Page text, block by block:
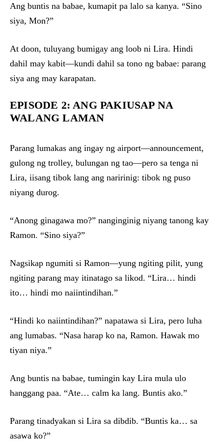
Ang buntis na babae, kumapit pa lalo sa kanya. “Sino
siya, Mon?”
At doon, tuluyang bumigay ang loob ni Lira. Hindi
dahil may kabit—kundi dahil sa tono ng babae: parang
siya ang may karapatan.
EPISODE 2: ANG PAKIUSAP NA
WALANG LAMAN
Parang lumakas ang ingay ng airport—announcement,
gulong ng trolley, bulungan ng tao—pero sa tenga ni
Lira, iisang tibok lang ang naririnig: tibok ng puso
niyang durog.
“Anong ginagawa mo?” nanginginig niyang tanong kay
Ramon. “Sino siya?”
Nagsikap ngumiti si Ramon—yung ngiting pilit, yung
ngiting parang may itinatago sa likod. “Lira… hindi
ito… hindi mo naiintindihan.”
“Hindi ko naiintindihan?” napatawa si Lira, pero luha
ang lumabas. “Nasa harap ko na, Ramon. Hawak mo
tiyan niya.”
Ang buntis na babae, tumingin kay Lira mula ulo
hanggang paa. “Ate… calm ka lang. Buntis ako.”
Parang tinadyakan si Lira sa dibdib. “Buntis ka… sa
asawa ko?”